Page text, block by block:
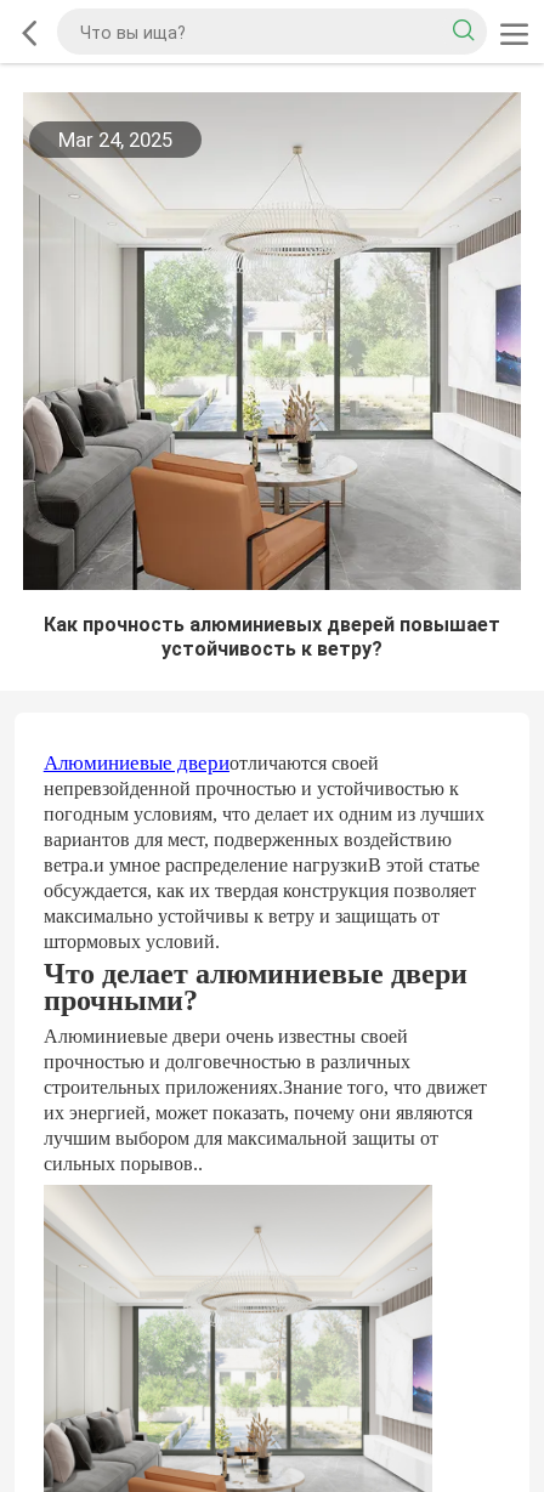
Mar 24, 2025
Как прочность алюминиевых дверей повышает
устойчивость к ветру?
Алюминиевые двериотличаются своей
непревзойденной прочностью и устойчивостью к
погодным условиям, что делает их одним из лучших
вариантов для мест, подверженных воздействию
ветра.и умное распределение нагрузкиВ этой статье
обсуждается, как их твердая конструкция позволяет
максимально устойчивы к ветру и защищать от
штормовых условий.
Что делает алюминиевые двери
прочными?
Алюминиевые двери очень известны своей
прочностью и долговечностью в различных
строительных приложениях.Знание того, что движет
их энергией, может показать, почему они являются
лучшим выбором для максимальной защиты от
сильных порывов..